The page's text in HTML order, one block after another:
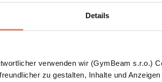
Details
verwenden wir (GymBeam s.r.o.)
zu gestalten, Inhalte und